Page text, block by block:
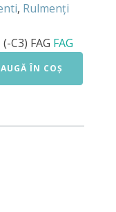
, Rulmenți
C3) FAG FAG
ÎN COȘ